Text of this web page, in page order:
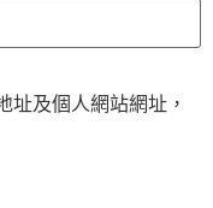
址及個人網站網址，